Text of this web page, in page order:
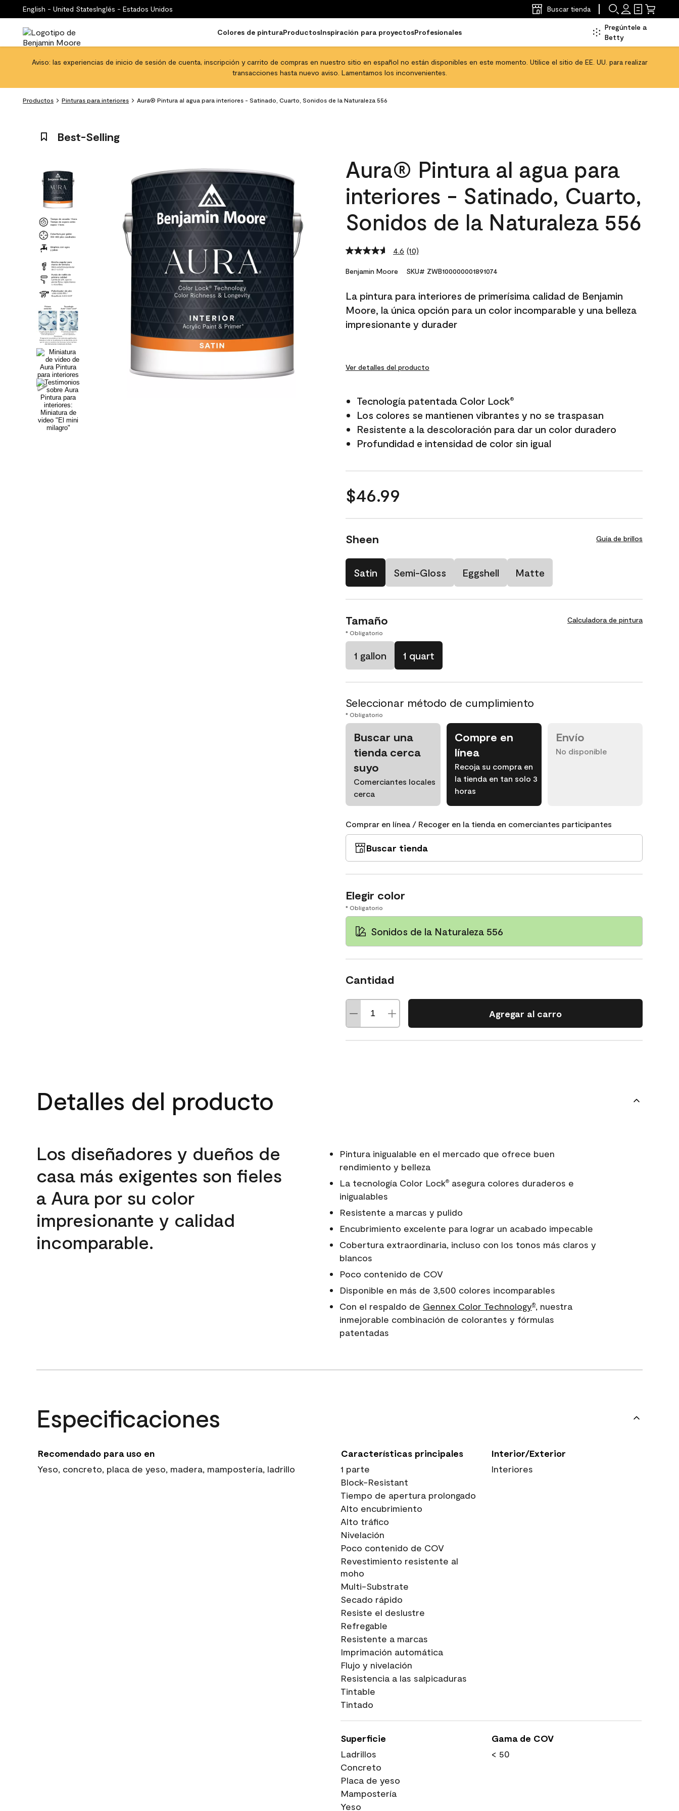
English - United StatesInglés - Estados Unidos Buscar tienda
Colores de pinturaProductosInspiración para proyectosProfesionales
Pregúntele a
Betty
Aviso: las experiencias de inicio de sesión de cuenta, inscripción y carrito de compras en nuestro sitio en español no están disponibles en este momento. Utilice el sitio de EE. UU. para realizar
transacciones hasta nuevo aviso. Lamentamos los inconvenientes.
Productos Pinturas para interiores Aura® Pintura al agua para interiores - Satinado, Cuarto, Sonidos de la Naturaleza 556
Best-Selling
Aura® Pintura al agua para
interiores - Satinado, Cuarto,
Sonidos de la Naturaleza 556
4.6 Read
Reviews.
link.
(10)
Benjamin Moore SKU# ZWB100000001891074
La pintura para interiores de primerísima calidad de Benjamin
Moore, la única opción para un color incomparable y una belleza
impresionante y durader
Ver detalles del producto
Tecnología patentada Color Lock®
Los colores se mantienen vibrantes y no se traspasan
Resistente a la descoloración para dar un color duradero
Profundidad e intensidad de color sin igual
$46.99
Sheen Guía de brillos
Satin Semi-Gloss Eggshell Matte
Tamaño Calculadora de pintura
* Obligatorio
1 gallon 1 quart
Seleccionar método de cumplimiento
* Obligatorio
Buscar una
tienda cerca
suyo
Comerciantes locales
cerca
Compre en
línea
Recoja su compra en
la tienda en tan solo 3
horas
Envío
No disponible
Comprar en línea / Recoger en la tienda en comerciantes participantes
Buscar tienda
Elegir color
* Obligatorio
Sonidos de la Naturaleza 556
Cantidad
Agregar al carro
Detalles del producto
Los diseñadores y dueños de
casa más exigentes son fieles
a Aura por su color
impresionante y calidad
incomparable.
Pintura inigualable en el mercado que ofrece buen
rendimiento y belleza
La tecnología Color Lock®asegura colores duraderos e
inigualables
Resistente a marcas y pulido
Encubrimiento excelente para lograr un acabado impecable
Cobertura extraordinaria, incluso con los tonos más claros y
blancos
Poco contenido de COV
Disponible en más de 3,500 colores incomparables
Con el respaldo de Gennex Color Technology®, nuestra
inmejorable combinación de colorantes y fórmulas
patentadas
Especificaciones
Recomendado para uso en
Yeso, concreto, placa de yeso, madera, mampostería, ladrillo
Características principales
1 parte
Block-Resistant
Tiempo de apertura prolongado
Alto encubrimiento
Alto tráfico
Nivelación
Poco contenido de COV
Revestimiento resistente al
moho
Multi-Substrate
Secado rápido
Resiste el deslustre
Refregable
Resistente a marcas
Imprimación automática
Flujo y nivelación
Resistencia a las salpicaduras
Tintable
Tintado
Interior/Exterior
Interiores
Superficie
Ladrillos
Concreto
Placa de yeso
Mampostería
Yeso
Gama de COV
< 50